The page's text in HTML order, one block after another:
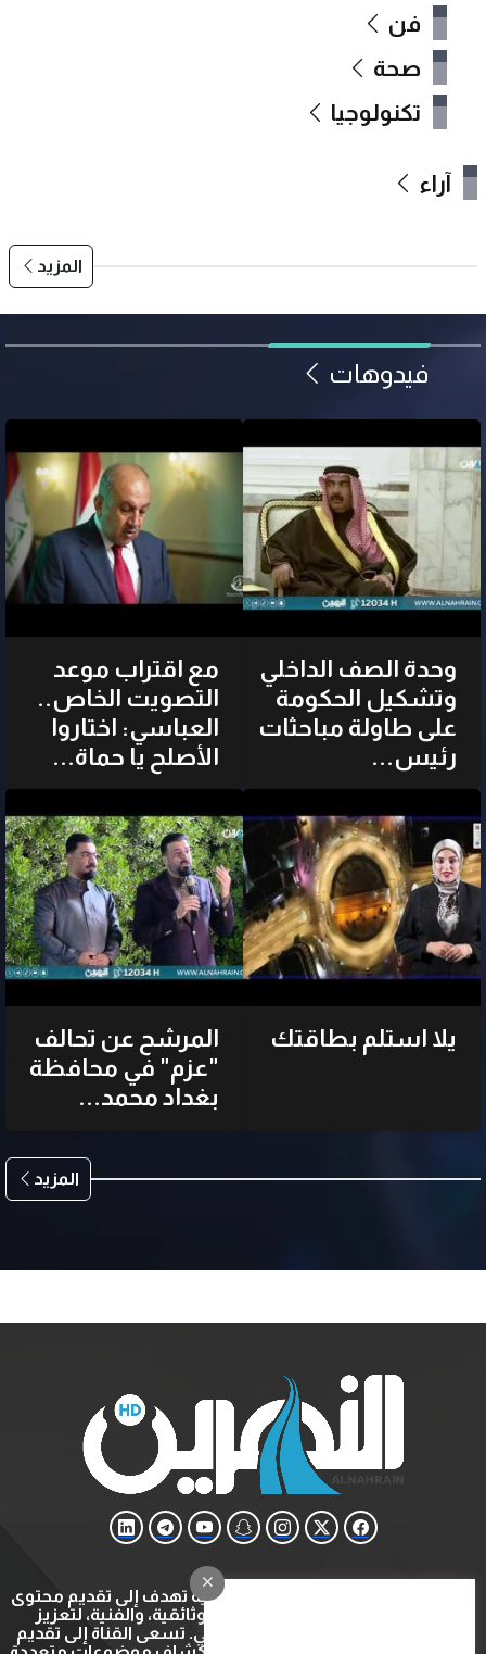
فن
صحة
تكنولوجيا
آراء
المزيد
فيدوهات
وحدة الصف الداخلي
وتشكيل الحكومة
على طاولة مباحثات
رئيس...
مع اقتراب موعد
التصويت الخاص..
العباسي: اختاروا
الأصلح يا حماة...
يلا استلم بطاقتك
المرشح عن تحالف
"عزم" في محافظة
بغداد محمد...
المزيد
قناة النهرين هي قناة ثقافية وتعليمية تهدف إلى تقديم محتوى
متنوع يشمل البرامج التعليمية، الوثائقية، والفنية، لتعزيز
المعرفة والتثقيف في المجتمع العربي. تسعى القناة إلى تقديم